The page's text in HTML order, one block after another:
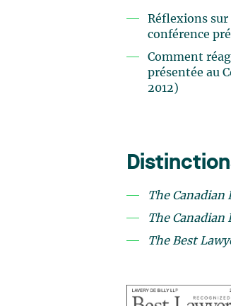
Réflexions
conférence
Comment
présentée au
2012)
The Canadian
The Canadian
The Best